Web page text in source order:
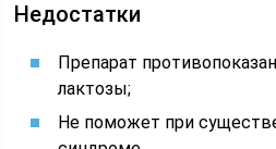
Недостатки
Препарат
лактозы;
Не поможет при